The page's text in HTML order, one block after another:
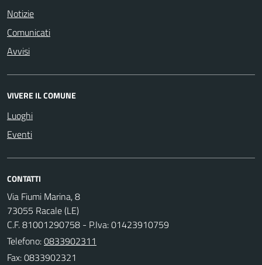
Notizie
Comunicati
Avvisi
VIVERE IL COMUNE
Luoghi
Eventi
CONTATTI
Via Fiumi Marina, 8
73055 Racale (LE)
C.F. 81001290758 - P.Iva: 01423910759
Telefono:0833902311
Fax: 0833902321